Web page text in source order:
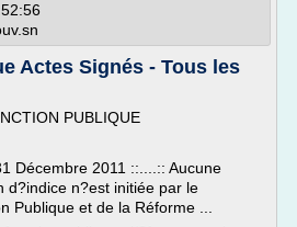
Actes Signés - Tous les
PUBLIQUE
Décembre 2011 ::....:: Aucune
d?indice n?est initiée par le
Publique et de la Réforme ...